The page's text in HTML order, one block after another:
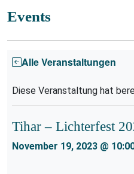
Events
Alle Veranstaltungen
Diese Veranstaltung hat
Tihar – Lichterfest
November 19, 2023 @